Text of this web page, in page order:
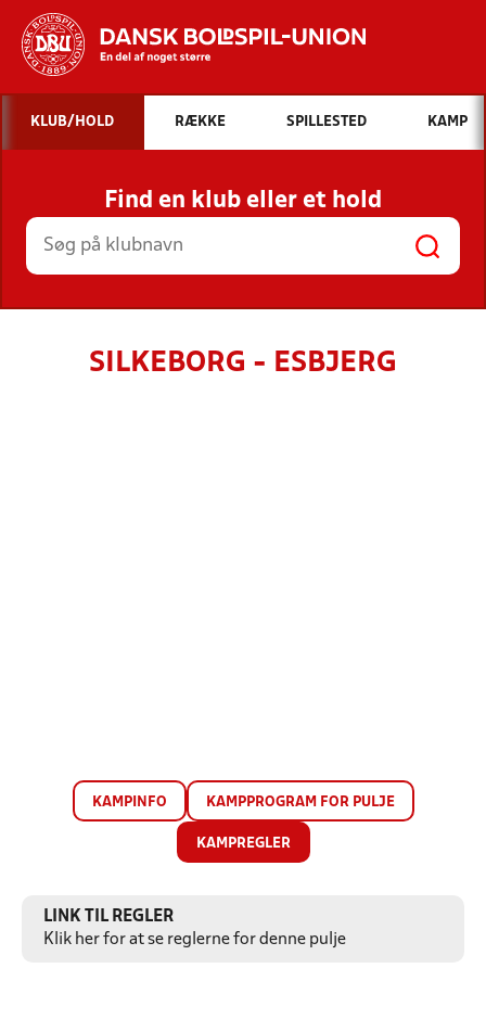
Hvad vil du søge efter?
INDHOLD OG NYHEDER
STILLINGER, RESULTATER, KLUBBER OG
HOLD
KLUB/HOLD RÆKKE SPILLESTED KAMP
Find en klub eller et hold
SILKEBORG - ESBJERG
KAMPINFO KAMPPROGRAM FOR PULJE
KAMPREGLER
LINK TIL REGLER
Klik her for at se reglerne for denne pulje